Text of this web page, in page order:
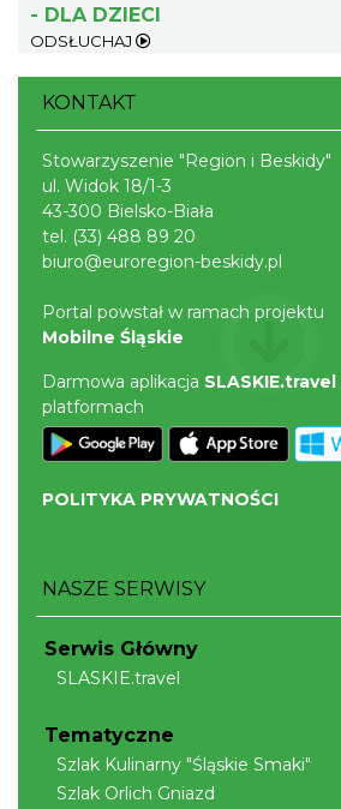
Cieszyn
0.41 km
0.41 km
- DLA DZIECI
ODSŁUCHAJ
KONTAKT
Stowarzyszenie "Region i Beskidy"
ul. Widok 18/1-3
43-300 Bielsko-Biała
tel. (33) 488 89 20
biuro@euroregion-beskidy.pl
Portal powstał w ramach projektu
Mobilne Śląskie
Darmowa aplikacja SLASKIE.travel
platformach
POLITYKA PRYWATNOŚCI
NASZE SERWISY
Serwis Główny
SLASKIE.travel
Tematyczne
Szlak Kulinarny "Śląskie Smaki"
Szlak Orlich Gniazd